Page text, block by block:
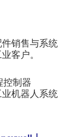
销售与系统
客户。
控制器
业机器人系统